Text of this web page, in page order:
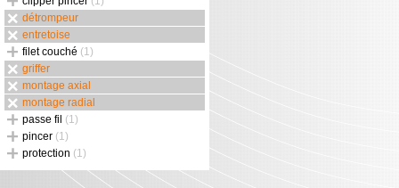
détrompeur
entretoise
filet couché (1)
griffer
montage axial
montage radial
passe fil (1)
pincer (1)
protection (1)